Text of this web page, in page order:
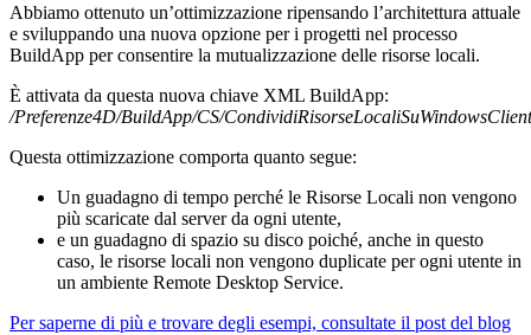
Abbiamo ottenuto un’ottimizzazione ripensando l’architettura attuale
e sviluppando una nuova opzione per i progetti nel processo
BuildApp per consentire la mutualizzazione delle risorse locali.
È attivata da questa nuova chiave XML BuildApp:
/Preferenze4D/BuildApp/CS/CondividiRisorseLocaliSuWindowsClient
Questa ottimizzazione comporta quanto segue:
Un guadagno di tempo perché le Risorse Locali non vengono
più scaricate dal server da ogni utente,
e un guadagno di spazio su disco poiché, anche in questo
caso, le risorse locali non vengono duplicate per ogni utente in
un ambiente Remote Desktop Service.
Per saperne di più e trovare degli esempi, consultate il post del blog